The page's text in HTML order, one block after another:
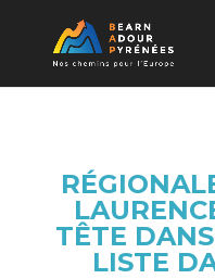
TÊTE
LISTE